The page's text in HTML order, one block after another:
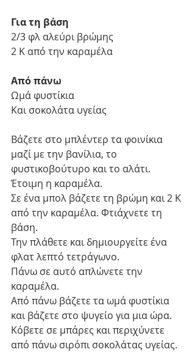
Για τη βάση
2/3 φλ αλεύρι βρώμης
2 Κ από την καραμέλα
Από πάνω
Ωμά φυστίκια
Και σοκολάτα υγείας
Βάζετε στο μπλέντερ τα φοινίκια
μαζί με την βανίλια, το
φυστικοβούτυρο και το αλάτι.
Έτοιμη η καραμέλα.
Σε ένα μπολ βάζετε τη βρώμη και 2 Κ
από την καραμέλα. Φτιάχνετε τη
βάση.
Την πλάθετε και δημιουργείτε ένα
φλατ λεπτό τετράγωνο.
Πάνω σε αυτό απλώνετε την
καραμέλα.
Από πάνω βάζετε τα ωμά φυστίκια
και βάζετε στο ψυγείο για μια ώρα.
Κόβετε σε μπάρες και περιχύνετε
από πάνω σιρόπι σοκολάτας υγείας.